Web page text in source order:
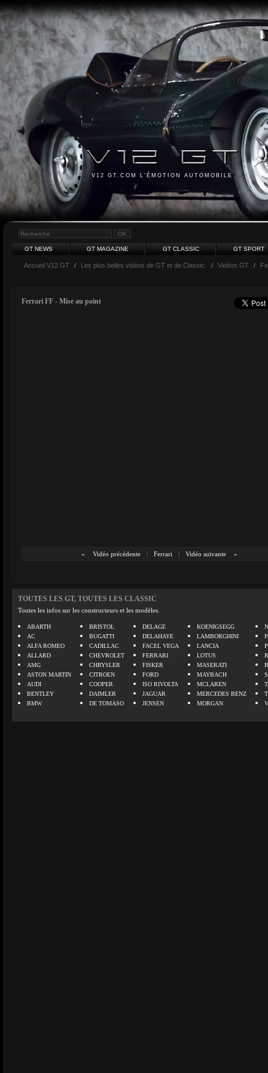
V12 GT.COM L'ÉMOTION AUTOMOBILE
GT NEWS GT MAGAZINE GT CLASSIC GT SPORT
Accueil V12 GT / Les plus belles vidéos de GT et de Classic. / Vidéos GT /
Ferrari FF - Mise au point
« Vidéo précédente | Ferrari | Vidéo suivante »
TOUTES LES GT, TOUTES LES CLASSIC
Toutes les infos sur les constructeurs et les modèles.
ABARTH
AC
ALFA ROMEO
ALLARD
AMG
ASTON MARTIN
AUDI
BENTLEY
BMW
BRISTOL
BUGATTI
CADILLAC
CHEVROLET
CHRYSLER
CITROEN
COOPER
DAIMLER
DE TOMASO
DELAGE
DELAHAYE
FACEL VEGA
FERRARI
FISKER
FORD
ISO RIVOLTA
JAGUAR
JENSEN
KOENIGSEGG
LAMBORGHINI
LANCIA
LOTUS
MASERATI
MAYBACH
MCLAREN
MERCEDES BENZ
MORGAN